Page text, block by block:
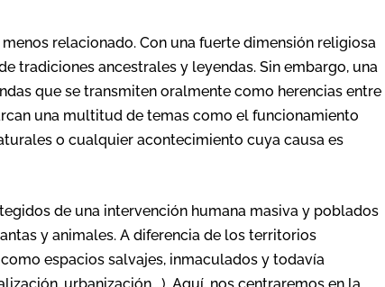
relacionado. Con una fuerte dimensión religiosa
tradiciones ancestrales y leyendas. Sin embargo, una
que se transmiten oralmente como herencias entre
una multitud de temas como el funcionamiento
o cualquier acontecimiento cuya causa es
de una intervención humana masiva y poblados
y animales. A diferencia de los territorios
espacios salvajes, inmaculados y todavía